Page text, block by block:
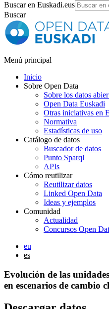
Buscar en Euskadi.eus
Buscar
Menú principal
Inicio
Sobre Open Data
Sobre los datos
Open Data Euskadi
Otras iniciativas en
Normativa
Estadísticas de uso
Catálogo de datos
Buscador de datos
Punto Sparql
APIs
Cómo reutilizar
Reutilizar datos
Linked Open Data
Ideas y ejemplos
Comunidad
Actualidad
Concursos Open
eu
es
Evolución de las
en escenarios de cambio